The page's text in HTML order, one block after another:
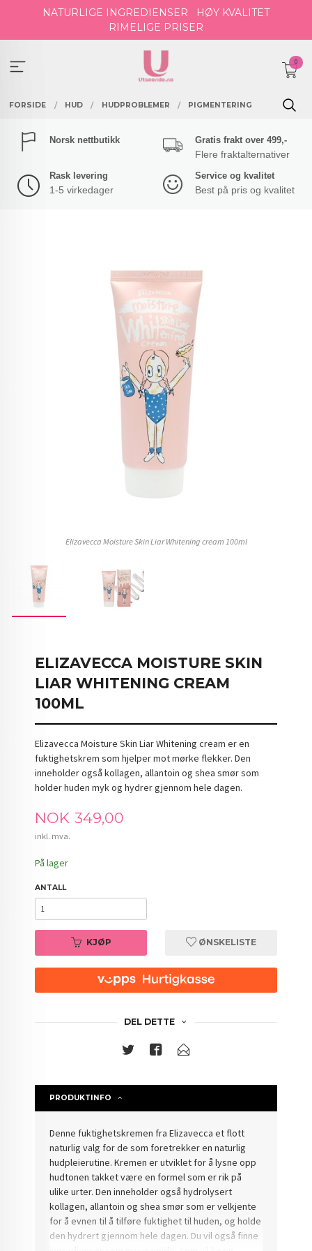
NATURLIGE INGREDIENSER
HØY KVALITET
RIMELIGE PRISER
0
FORSIDE HUD HUDPROBLEMER PIGMENTERING
Norsk nettbutikk Gratis frakt over 499,-
Flere fraktalternativer
Rask levering
1-5 virkedager
Service og kvalitet
Best på pris og kvalitet
Elizavecca Moisture Skin Liar Whitening cream 100ml
ELIZAVECCA MOISTURE SKIN
LIAR WHITENING CREAM
100ML
Elizavecca Moisture Skin Liar Whitening cream er en
fuktighetskrem som hjelper mot mørke flekker. Den
inneholder også kollagen, allantoin og shea smør som
holder huden myk og hydrer gjennom hele dagen.
Pris
NOK 349,00
inkl. mva.
På lager
ANTALL
KJØP ØNSKELISTE
DEL DETTE
PRODUKTINFO
Denne fuktighetskremen fra Elizavecca et flott
naturlig valg for de som foretrekker en naturlig
hudpleierutine. Kremen er utviklet for å lysne opp
hudtonen takket være en formel som er rik på
ulike urter. Den inneholder også hydrolysert
kollagen, allantoin og shea smør som er velkjente
for å evnen til å tilføre fuktighet til huden, og holde
den hydrert gjennom hele dagen. Du vil også finne